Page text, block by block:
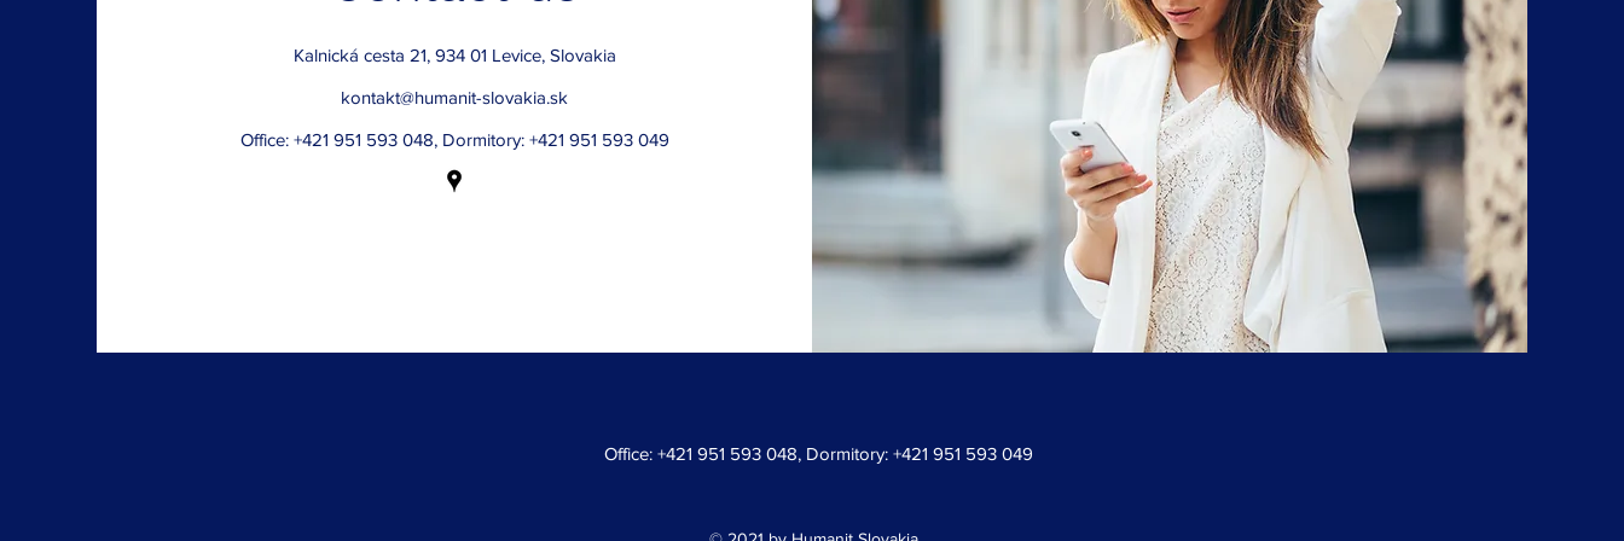
Kalnická cesta 21, 934 01 Levice, Slovakia
kontakt@humanit-slovakia.sk
Office: +421 951 593 048, Dormitory: +421 951 593 049
Office: +421 951 593 048, Dormitory: +421 951 593 049